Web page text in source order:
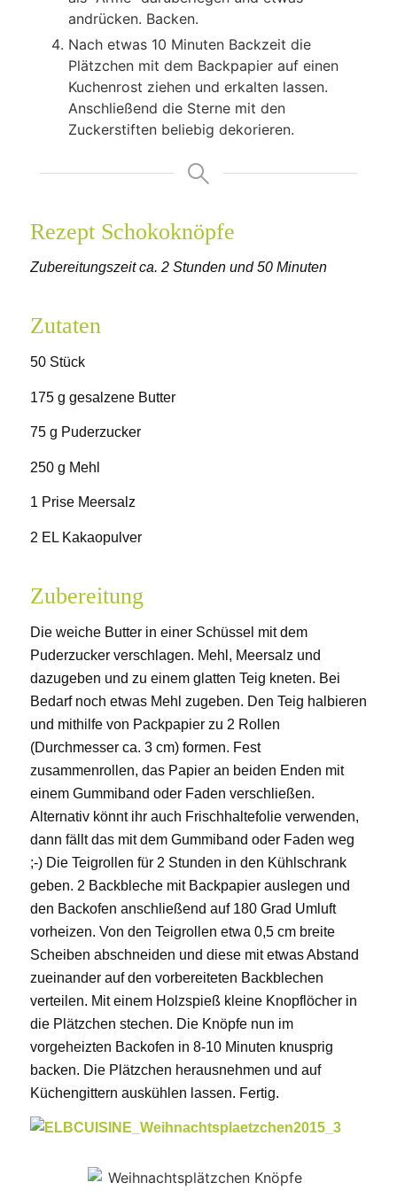
andrücken. Backen.
Nach etwas 10 Minuten Backzeit die
Plätzchen mit dem Backpapier auf einen
Kuchenrost ziehen und erkalten lassen.
Anschließend die Sterne mit den
Zuckerstiften beliebig dekorieren.
Rezept Schokoknöpfe
Zubereitungszeit ca. 2 Stunden und 50 Minuten
Zutaten
50 Stück
175 g gesalzene Butter
75 g Puderzucker
250 g Mehl
1 Prise Meersalz
2 EL Kakaopulver
Zubereitung
Die weiche Butter in einer Schüssel mit dem
Puderzucker verschlagen. Mehl, Meersalz und
dazugeben und zu einem glatten Teig kneten. Bei
Bedarf noch etwas Mehl zugeben. Den Teig halbieren
und mithilfe von Packpapier zu 2 Rollen
(Durchmesser ca. 3 cm) formen. Fest
zusammenrollen, das Papier an beiden Enden mit
einem Gummiband oder Faden verschließen.
Alternativ könnt ihr auch Frischhaltefolie verwenden,
dann fällt das mit dem Gummiband oder Faden weg
;-) Die Teigrollen für 2 Stunden in den Kühlschrank
geben. 2 Backbleche mit Backpapier auslegen und
den Backofen anschließend auf 180 Grad Umluft
vorheizen. Von den Teigrollen etwa 0,5 cm breite
Scheiben abschneiden und diese mit etwas Abstand
zueinander auf den vorbereiteten Backblechen
verteilen. Mit einem Holzspieß kleine Knopflöcher in
die Plätzchen stechen. Die Knöpfe nun im
vorgeheizten Backofen in 8-10 Minuten knusprig
backen. Die Plätzchen herausnehmen und auf
Küchengittern auskühlen lassen. Fertig.